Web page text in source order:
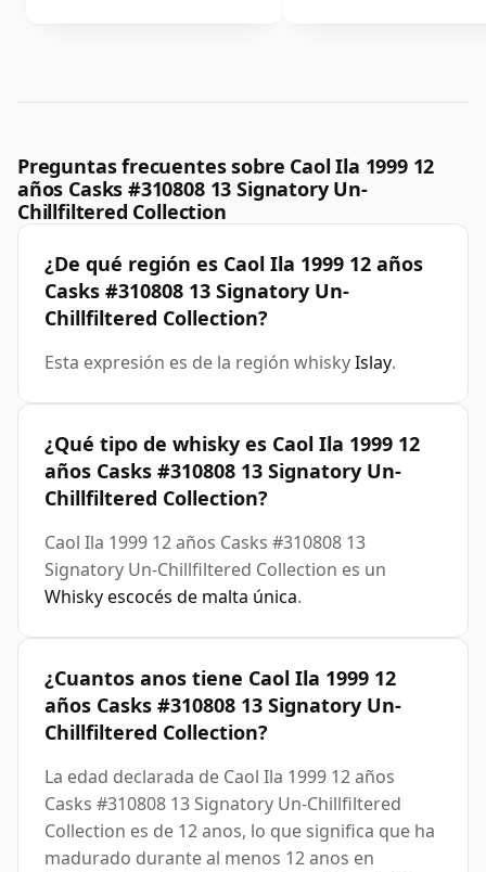
Preguntas frecuentes sobre Caol Ila 1999 12
años Casks #310808 13 Signatory Un-
Chillfiltered Collection
¿De qué región es Caol Ila 1999 12 años
Casks #310808 13 Signatory Un-
Chillfiltered Collection?
Esta expresión es de la región whiskyIslay.
¿Qué tipo de whisky es Caol Ila 1999 12
años Casks #310808 13 Signatory Un-
Chillfiltered Collection?
Caol Ila 1999 12 años Casks #310808 13
Signatory Un-Chillfiltered Collection es un
Whisky escocés de malta única.
¿Cuantos anos tiene Caol Ila 1999 12
años Casks #310808 13 Signatory Un-
Chillfiltered Collection?
La edad declarada de Caol Ila 1999 12 años
Casks #310808 13 Signatory Un-Chillfiltered
Collection es de 12 anos, lo que significa que ha
madurado durante al menos 12 anos en